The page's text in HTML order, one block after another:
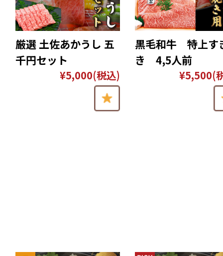
厳選 土佐あかうし 五
千円セット
¥5,000(税込)
黒毛和牛 特上す
き 4,5人前
¥5,500(